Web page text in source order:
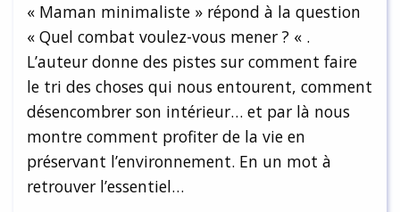
« Maman minimaliste » répond à la question
« Quel combat voulez-vous mener ? « .
L’auteur donne des pistes sur comment faire
le tri des choses qui nous entourent, comment
désencombrer son intérieur… et par là nous
montre comment profiter de la vie en
préservant l’environnement. En un mot à
retrouver l’essentiel…